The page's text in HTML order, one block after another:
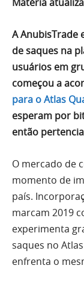
A AnubisTrade
de saques na
usuários em
começou a
para o Atlas
esperam por
então
O mercado de
momento de
país.
marcam 2019
experimenta
saques no
enfrenta o